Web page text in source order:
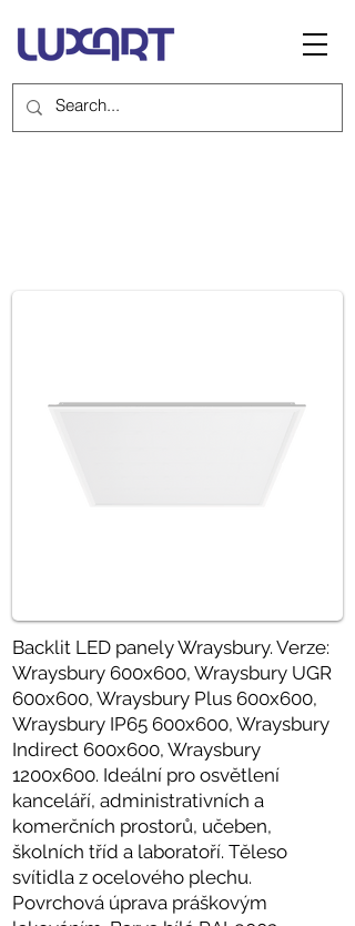
Backlit LED panely Wraysbury. Verze:
Wraysbury 600x600, Wraysbury UGR
600x600, Wraysbury Plus 600x600,
Wraysbury IP65 600x600, Wraysbury
Indirect 600x600, Wraysbury
1200x600. Ideální pro osvětlení
kanceláří, administrativních a
komerčních prostorů, učeben,
školních tříd a laboratoří. Těleso
svítidla z ocelového plechu.
Povrchová úprava práškovým